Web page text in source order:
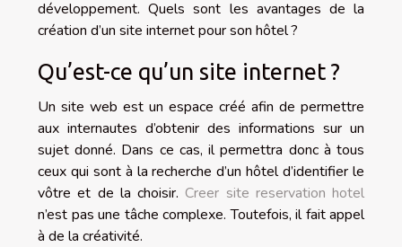
développement. Quels sont les avantages de la
création d’un site internet pour son hôtel ?
Qu’est-ce qu’un site internet ?
Un site web est un espace créé afin de permettre
aux internautes d’obtenir des informations sur un
sujet donné. Dans ce cas, il permettra donc à tous
ceux qui sont à la recherche d’un hôtel d’identifier le
vôtre et de la choisir.Creer site reservation hotel
n’est pas une tâche complexe. Toutefois, il fait appel
à de la créativité.